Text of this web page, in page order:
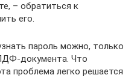
– обратиться к
его.
пароль можно, только
документа. Что
проблема легко решается